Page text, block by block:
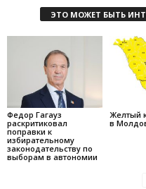
ЭТО МОЖЕТ БЫТЬ
Федор Гагауз
раскритиковал
поправки к
избирательному
законодательству по
выборам в автономии
Желтый
в